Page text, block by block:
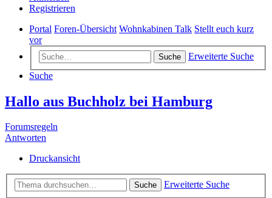
Registrieren
Portal Foren-Übersicht Wohnkabinen Talk Stellt euch kurz
vor
Suche
Erweiterte Suche
Suche
Hallo aus Buchholz bei Hamburg
Forumsregeln
Antworten
Druckansicht
Suche
Erweiterte Suche